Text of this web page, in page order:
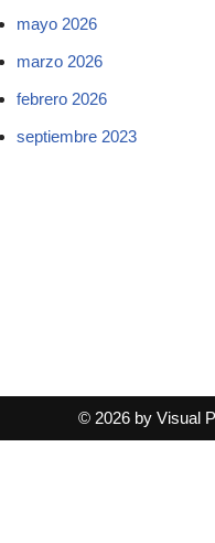
mayo 2026
marzo 2026
febrero 2026
septiembre 2023
© 2026 by Visual